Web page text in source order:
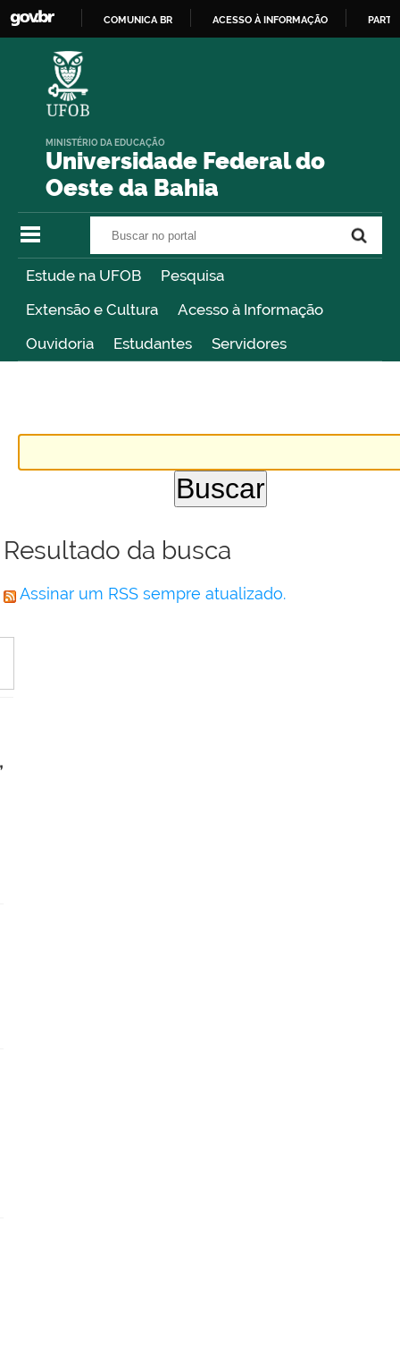
COMUNICA BR ACESSO À INFORMAÇÃO
Universidade Federal do
Oeste da Bahia
MINISTÉRIO DA EDUCAÇÃO
Estude na UFOB
Pesquisa
Extensão e Cultura
Acesso à Informação
Ouvidoria
Estudantes Servidores
Resultado da busca
Assinar um RSS sempre atualizado.